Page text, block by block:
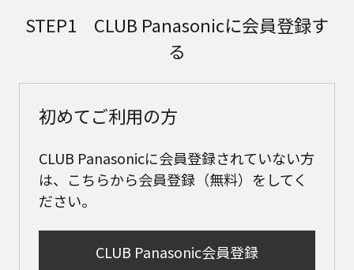
STEP1 CLUB Panasonicに会員登録す
る
初めてご利用の方
CLUB Panasonicに会員登録されていない方
は、こちらから会員登録（無料）をしてく
ださい。
CLUB Panasonic会員登録